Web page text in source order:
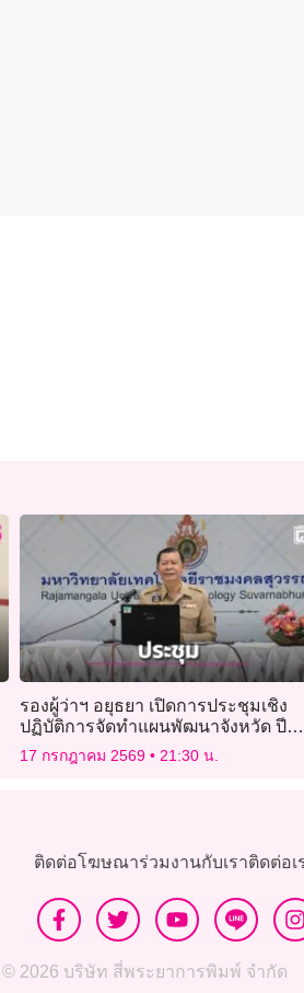
รองผู้ว่าฯ อยุธยา เปิดการประชุมเชิง
ปฏิบัติการจัดทำแผนพัฒนาจังหวัด ปี
2571 – 2575
17 กรกฎาคม 2569 21:30 น.
ติดต่อโฆษณาร่วมงานกับเราติดต่อเ
© 2026 บริษัท สี่พระยาการพิมพ์ จำกัด